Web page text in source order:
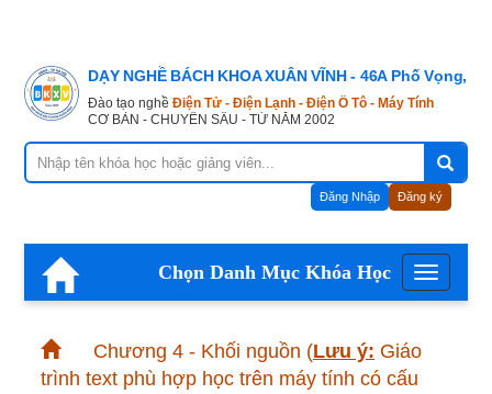
DẠY NGHỀ BÁCH KHOA XUÂN VĨNH - 46A Phố Vọng,
Đào tạo nghề Điện Tử - Điện Lạnh - Điện Ô Tô - Máy Tính
CƠ BẢN - CHUYÊN SÂU - TỪ NĂM 2002
Đăng Nhập Đăng ký
Menu
Chọn Danh Mục Khóa Học
Chương 4 - Khối nguồn (Lưu ý: Giáo
trình text phù hợp học trên máy tính có cấu